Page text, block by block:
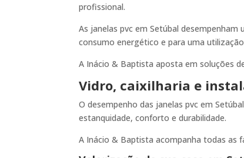
profissional.
As janelas pvc em Setúbal
consumo energético e para uma
A Inácio & Baptista aposta em soluções
Vidro, caixilharia e
O desempenho das janelas pvc em
estanquidade, conforto e durabilidade.
A Inácio & Baptista acompanha todas as